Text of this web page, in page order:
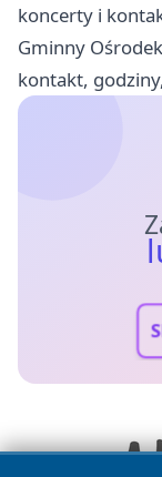
koncerty i
Gminny
kontakt,